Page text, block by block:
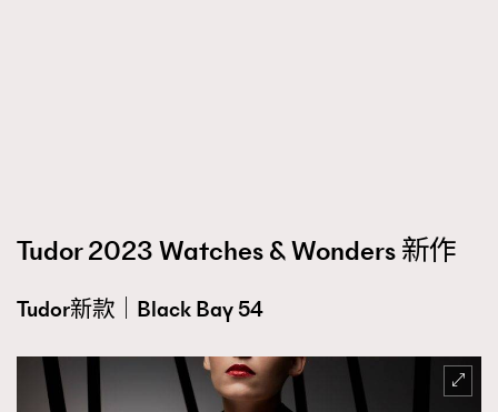
Tudor 2023 Watches & Wonders 新作
Tudor新款｜Black Bay 54